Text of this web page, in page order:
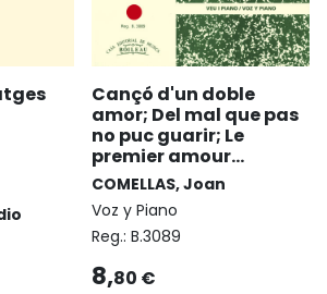
Cançó d'un doble
amor; Del mal que pas
no puc guarir; Le
premier amour...
COMELLAS, Joan
Voz y Piano
Reg.: B.3089
8,80 €